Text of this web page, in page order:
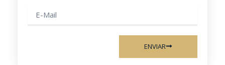
mail
ENVIAR